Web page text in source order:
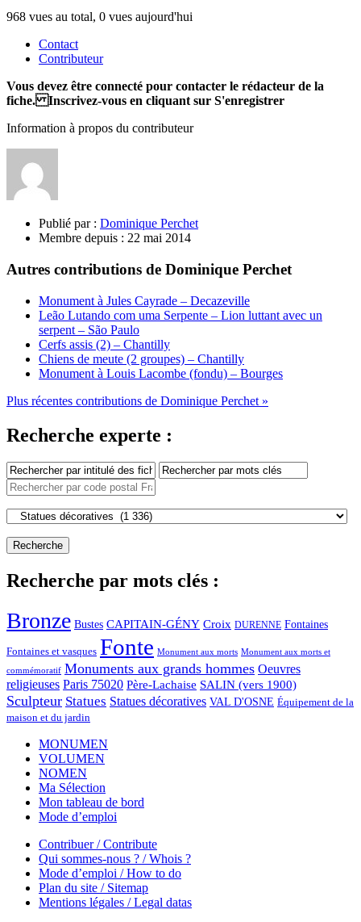
968 vues au total, 0 vues aujourd'hui
Contact
Contributeur
Vous devez être connecté pour contacter le rédacteur de la
fiche. Inscrivez-vous en cliquant sur S'enregistrer
Information à propos du contributeur
Publié par : Dominique Perchet
Membre depuis : 22 mai 2014
Autres contributions de Dominique Perchet
Monument à Jules Cayrade – Decazeville
Leão Lutando com uma Serpente – Lion luttant avec un
serpent – São Paulo
Cerfs assis (2) – Chantilly
Chiens de meute (2 groupes) – Chantilly
Monument à Louis Lacombe (fondu) – Bourges
Plus récentes contributions de Dominique Perchet »
Recherche experte :
Recherche par mots clés :
Bronze Bustes CAPITAIN-GÉNY Croix DURENNE Fontaines
Fontaines et vasques Fonte Monument aux morts Monument aux morts et
commémoratif Monuments aux grands hommes Oeuvres
religieuses Paris 75020 Père-Lachaise SALIN (vers 1900)
Sculpteur Statues Statues décoratives VAL D'OSNE Équipement de la
maison et du jardin
MONUMEN
VOLUMEN
NOMEN
Ma Sélection
Mon tableau de bord
Mode d’emploi
Contribuer / Contribute
Qui sommes-nous ? / Whois ?
Mode d’emploi / How to do
Plan du site / Sitemap
Mentions légales / Legal datas